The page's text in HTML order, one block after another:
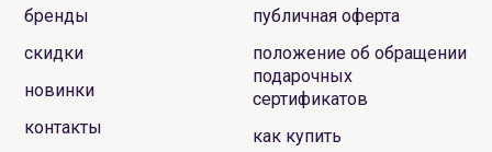
бренды
скидки
новинки
контакты
публичная оферта
положение об обращении
подарочных
сертификатов
как купить